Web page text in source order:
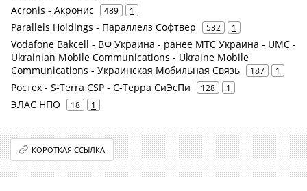
Acronis - Акронис 489 1
Parallels Holdings - Параллелз Софтвер 532 1
Vodafone Bakcell - ВФ Украина - ранее МТС Украина - UMC -
Ukrainian Mobile Communications - Ukraine Mobile
Communications - Украинская Мобильная Связь
187 1
Ростех - S-Terra CSP - С-Терра СиЭсПи 128 1
ЭЛАС НПО 18 1
КОРОТКАЯ ССЫЛКА